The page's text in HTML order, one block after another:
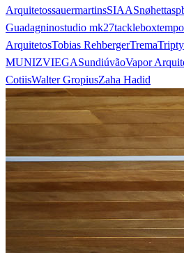
ArquitetossauermartinsSIAASnøhetta
Guadagninostudio mk27tacklebox
ArquitetosTobias RehbergerTrema
MUNIZVIEGASundiúvãoVapor
CotiisWalter GropiusZaha Hadid